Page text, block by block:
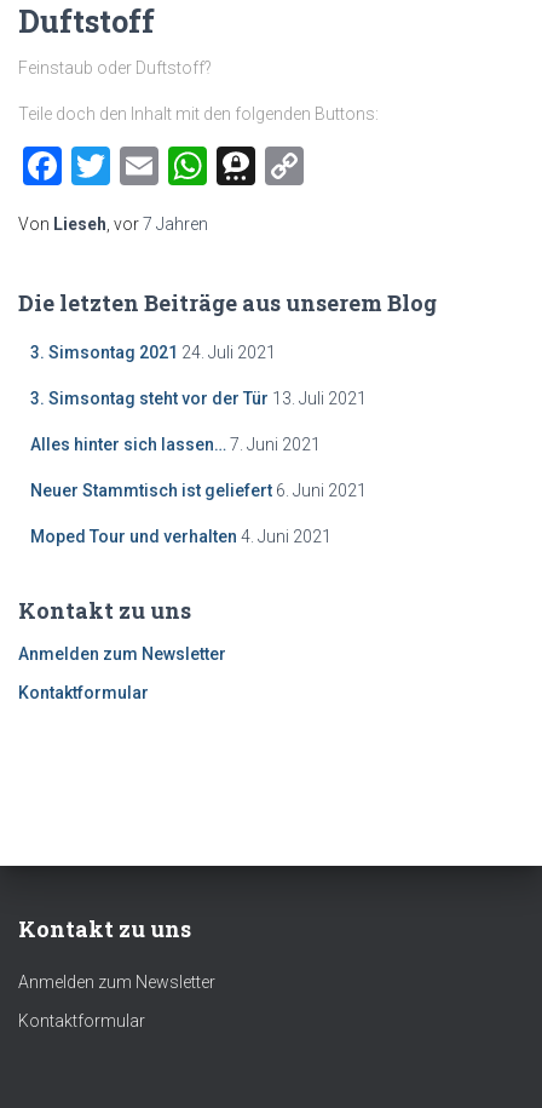
Duftstoff
Feinstaub oder Duftstoff?
Teile doch den Inhalt mit den folgenden Buttons:
Facebook
Twitter
EmailWhatsApp
Threema
Von Lieseh , vor7 Jahren
Die letzten Beiträge aus unserem Blog
3. Simsontag 2021 24. Juli 2021
3. Simsontag steht vor der Tür 13. Juli 2021
Alles hinter sich lassen… 7. Juni 2021
Neuer Stammtisch ist geliefert 6. Juni 2021
Moped Tour und verhalten 4. Juni 2021
Kontakt zu uns
Anmelden zum Newsletter
Kontaktformular
Kontakt zu uns
Anmelden zum Newsletter
Kontaktformular